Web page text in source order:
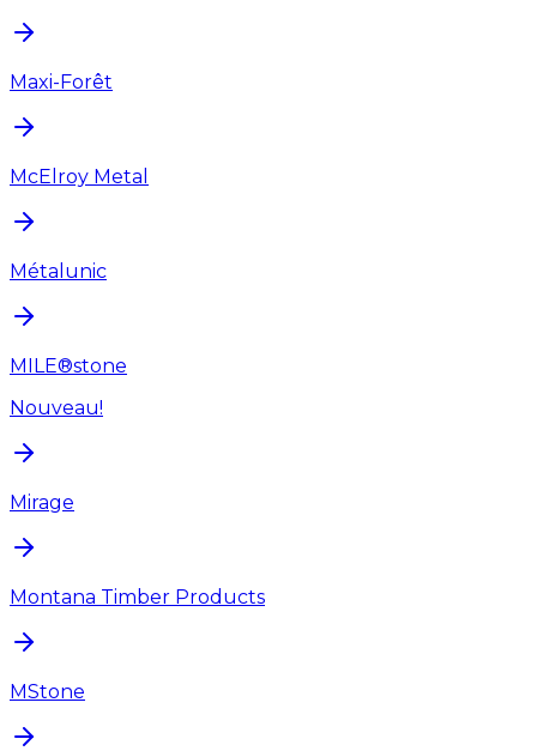
Maxi-Forêt
McElroy Metal
Métalunic
MILE®stone
Nouveau!
Mirage
Montana Timber Products
MStone